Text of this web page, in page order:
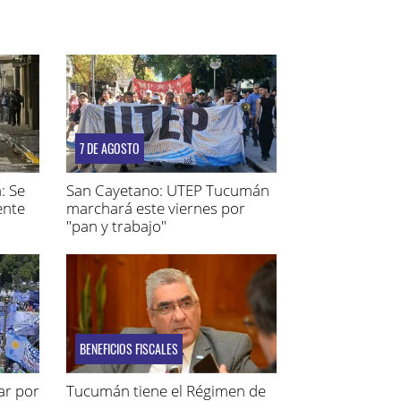
Se
7 DE AGOSTO
San Cayetano: UTEP Tucumán
marchará este viernes por
"pan y trabajo"
por
BENEFICIOS FISCALES
Tucumán tiene el Régimen de